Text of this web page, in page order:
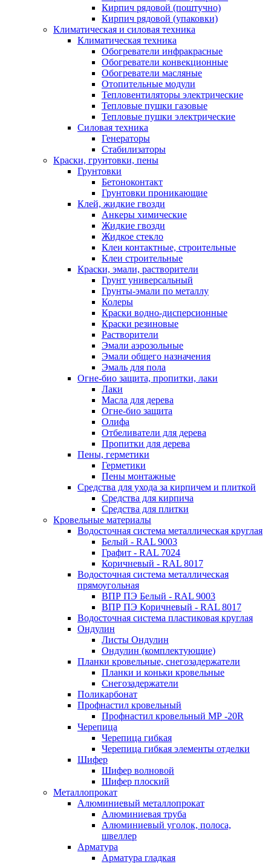
Кирпич рядовой (поштучно)
Кирпич рядовой (упаковки)
Климатическая и силовая техника
Климатическая техника
Обогреватели инфракрасные
Обогреватели конвекционные
Обогреватели масляные
Отопительные модули
Тепловентиляторы электрические
Тепловые пушки газовые
Тепловые пушки электрические
Силовая техника
Генераторы
Стабилизаторы
Краски, грунтовки, пены
Грунтовки
Бетоноконтакт
Грунтовки проникающие
Клей, жидкие гвозди
Анкеры химические
Жидкие гвозди
Жидкое стекло
Клеи контактные, строительные
Клеи строительные
Краски, эмали, растворители
Грунт универсальный
Грунты-эмали по металлу
Колеры
Краски водно-дисперсионные
Краски резиновые
Растворители
Эмали аэрозольные
Эмали общего назначения
Эмаль для пола
Огне-био защита, пропитки, лаки
Лаки
Масла для дерева
Огне-био защита
Олифа
Отбеливатели для дерева
Пропитки для дерева
Пены, герметики
Герметики
Пены монтажные
Средства для ухода за кирпичем и плиткой
Средства для кирпича
Средства для плитки
Кровельные материалы
Водосточная система металлическая круглая
Белый - RAL 9003
Графит - RAL 7024
Коричневый - RAL 8017
Водосточная система металлическая
прямоугольная
ВПР ПЭ Белый - RAL 9003
ВПР ПЭ Коричневый - RAL 8017
Водосточная система пластиковая круглая
Ондулин
Листы Ондулин
Ондулин (комплектующие)
Планки кровельные, снегозадержатели
Планки и коньки кровельные
Снегозадержатели
Поликарбонат
Профнастил кровельный
Профнастил кровельный МР -20R
Черепица
Черепица гибкая
Черепица гибкая элементы отделки
Шифер
Шифер волновой
Шифер плоский
Металлопрокат
Алюминиевый металлопрокат
Алюминиевая труба
Алюминиевый уголок, полоса,
швеллер
Арматура
Арматура гладкая